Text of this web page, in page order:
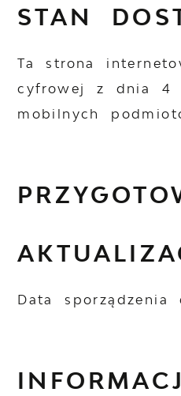
STAN
Ta strona
cyfrowej z dnia 4
mobilnych
Data